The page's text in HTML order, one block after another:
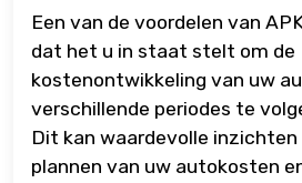
Een van de voordelen van
dat het u in staat stelt om de
kostenontwikkeling van uw
verschillende periodes te
Dit kan waardevolle
plannen van uw autokosten